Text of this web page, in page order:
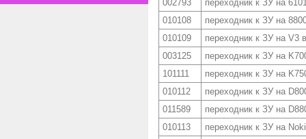
002793
переходник к ЗУ на
010108
переходник к ЗУ на
010109
переходник к ЗУ на V3
003125
переходник к ЗУ на
101111
переходник к ЗУ на
010112
переходник к ЗУ на
011589
переходник к ЗУ на
010113
переходник к ЗУ на